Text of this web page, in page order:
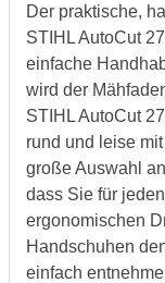
Der praktische,
STIHL AutoCut
einfache
wird der
STIHL AutoCut
rund und leise
große Auswahl
dass Sie für
ergonomischen
Handschuhen
einfach